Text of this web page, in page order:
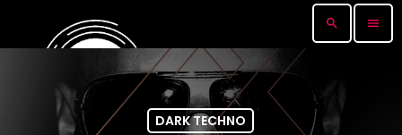
search menu
DARK TECHNO